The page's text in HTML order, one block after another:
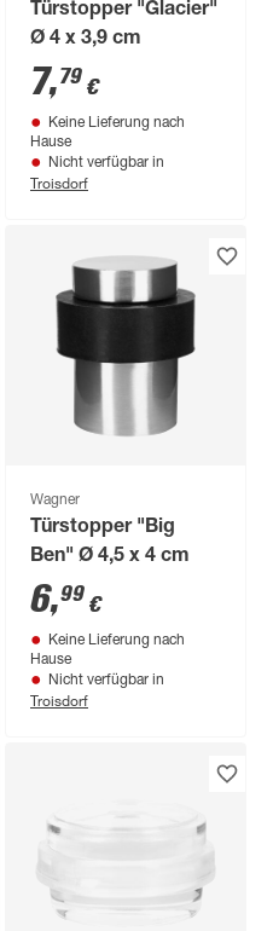
Türstopper "Glacier"
Ø 4 x 3,9 cm
7,79 €
Keine Lieferung nach
Hause
Nicht verfügbar in
Troisdorf
Wagner
Türstopper "Big
Ben" Ø 4,5 x 4 cm
6,99 €
Keine Lieferung nach
Hause
Nicht verfügbar in
Troisdorf